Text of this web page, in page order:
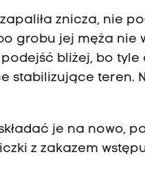
znicza, nie
grobu jej męża nie
bliżej, bo
stabilizujące teren.
je na nowo,
z zakazem